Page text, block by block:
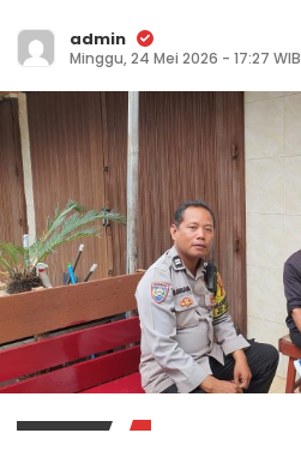
admin
Minggu, 24 Mei 2026 - 17:27 WIB